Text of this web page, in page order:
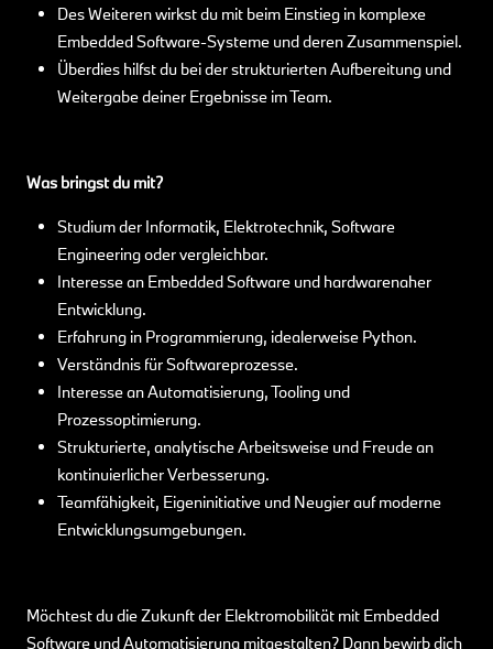
Des Weiteren wirkst du mit beim Einstieg in komplexe
Embedded Software-Systeme und deren Zusammenspiel.
Überdies hilfst du bei der strukturierten Aufbereitung und
Weitergabe deiner Ergebnisse im Team.
Was bringst du mit?
Studium der Informatik, Elektrotechnik, Software
Engineering oder vergleichbar.
Interesse an Embedded Software und hardwarenaher
Entwicklung.
Erfahrung in Programmierung, idealerweise Python.
Verständnis für Softwareprozesse.
Interesse an Automatisierung, Tooling und
Prozessoptimierung.
Strukturierte, analytische Arbeitsweise und Freude an
kontinuierlicher Verbesserung.
Teamfähigkeit, Eigeninitiative und Neugier auf moderne
Entwicklungsumgebungen.
Möchtest du die Zukunft der Elektromobilität mit Embedded
Software und Automatisierung mitgestalten? Dann bewirb dich